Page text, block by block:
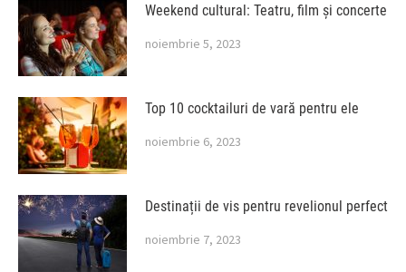
Weekend cultural: Teatru, film și concerte
noiembrie 5, 2023
Top 10 cocktailuri de vară pentru ele
noiembrie 6, 2023
Destinații de vis pentru revelionul perfect
noiembrie 7, 2023